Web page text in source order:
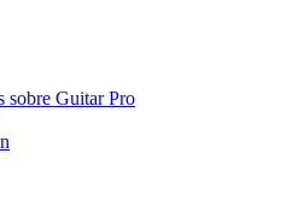
sobre Guitar Pro